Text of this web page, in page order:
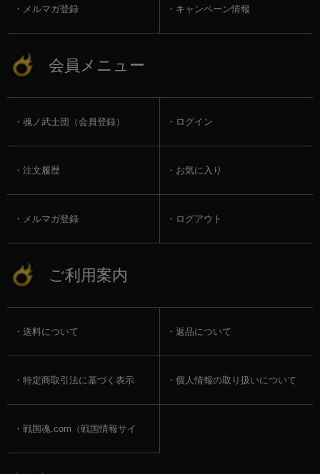
メルマガ登録 キャンペーン情報
会員メニュー
魂ノ武士団（会員登録） ログイン
注文履歴 お気に入り
メルマガ登録 ログアウト
ご利用案内
送料について 返品について
特定商取引法に基づく表示 個人情報の取り扱いについて
戦国魂.com（戦国情報サイ